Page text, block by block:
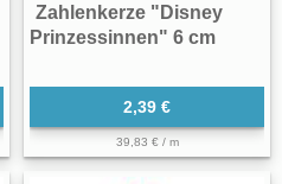
Zahlenkerze "Disney
Prinzessinnen" 6 cm
2,39 €
39,83 € / m